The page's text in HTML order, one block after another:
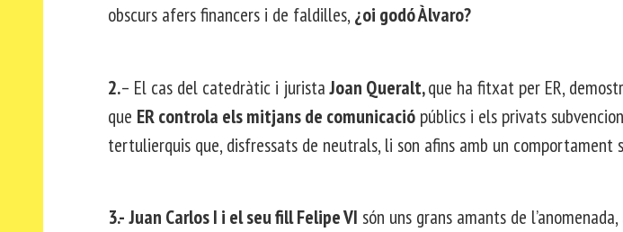
obscurs afers financers i de faldilles,¿oi godó Àlvaro?
2.– El cas del catedràtic i juristaJoan Queralt,que ha fitxat per ER,
que ER controla els mitjans de comunicació públics i els privats
tertulierquis que, disfressats de neutrals, li son afins amb un comportament
3.- Juan Carlos I i el seu fill Felipe VI són uns grans amants de